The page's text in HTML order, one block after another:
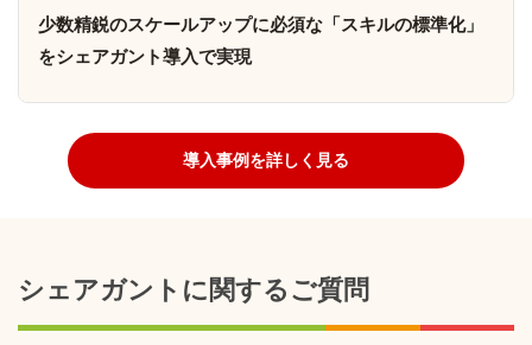
少数精鋭のスケールアップに必須な「スキルの標準化」
をシェアガント導入で実現
導入事例を詳しく見る
シェアガントに関するご質問